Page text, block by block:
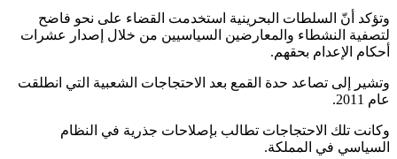
وتؤكد أنّ السلطات البحرينية استخدمت القضاء على نحو فاضح
لتصفية النشطاء والمعارضين السياسيين من خلال إصدار عشرات
أحكام الإعدام بحقهم.
وتشير إلى تصاعد حدة القمع بعد الاحتجاجات الشعبية التي انطلقت
عام 2011.
وكانت تلك الاحتجاجات تطالب بإصلاحات جذرية في النظام
السياسي في المملكة.